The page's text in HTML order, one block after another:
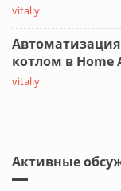
vitaliy
котлом в Home
vitaliy
Активные